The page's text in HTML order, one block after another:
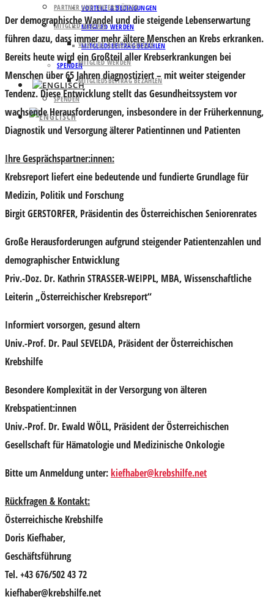
VORTEILE & BEDINGUNGEN
MITGLIED WERDEN
MITGLIEDSBEITRAG BEZAHLEN
SPENDEN
PARTNER UND UNTERSTÜTZER
MITGLIED WERDEN
VORTEILE & BEDINGUNGEN
MITGLIED WERDEN
MITGLIEDSBEITRAG BEZAHLEN
SPENDEN
Der demographische Wandel und die steigende Lebenserwartung
führen dazu, dass immer mehr ältere Menschen an Krebs erkranken.
Bereits heute wird ein Großteil aller Krebserkrankungen bei
Menschen über 65 Jahren diagnostiziert – mit weiter steigender
Tendenz. Diese Entwicklung stellt das Gesundheitssystem vor
wachsende Herausforderungen, insbesondere in der Früherkennung,
Diagnostik und Versorgung älterer Patientinnen und Patienten
Ihre Gesprächspartner:innen:
Krebsreport liefert eine bedeutende und fundierte Grundlage für
Medizin, Politik und Forschung
Birgit GERSTORFER, Präsidentin des Österreichischen Seniorenrates
Große Herausforderungen aufgrund steigender Patientenzahlen und
demographischer Entwicklung
Priv.-Doz. Dr. Kathrin STRASSER-WEIPPL, MBA, Wissenschaftliche
Leiterin „Österreichischer Krebsreport“
Informiert vorsorgen, gesund altern
Univ.-Prof. Dr. Paul SEVELDA, Präsident der Österreichischen
Krebshilfe
Besondere Komplexität in der Versorgung von älteren
Krebspatient:innen
Univ.-Prof. Dr. Ewald WÖLL, Präsident der Österreichischen
Gesellschaft für Hämatologie und Medizinische Onkologie
Bitte umAnmeldung unter:kiefhaber@krebshilfe.net
Rückfragen & Kontakt:
Österreichische Krebshilfe
Doris Kiefhaber,
Geschäftsführung
Tel. +43 676/502 43 72
kiefhaber@krebshilfe.net